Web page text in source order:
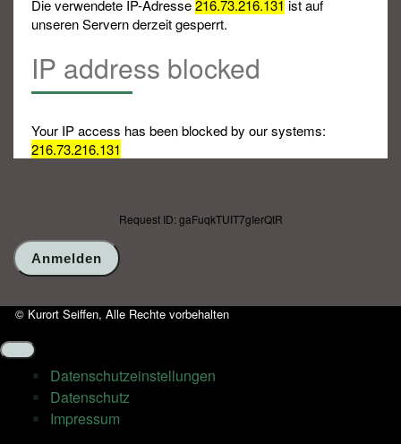
Die verwendete IP-Adresse216.73.216.131 ist auf
unseren Servern derzeit gesperrt.
IP address blocked
Your IP access has been blocked by our systems:
216.73.216.131
Request ID: gaFuqkTUIT7gIerQtR
© Kurort Seiffen, Alle Rechte vorbehalten
Datenschutz­einstellungen
Datenschutz
Impressum